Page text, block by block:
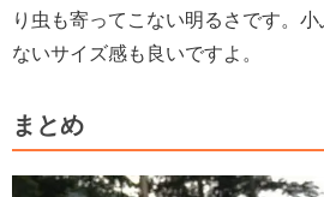
り虫も寄ってこない明るさです。
ないサイズ感も良いですよ。
まとめ